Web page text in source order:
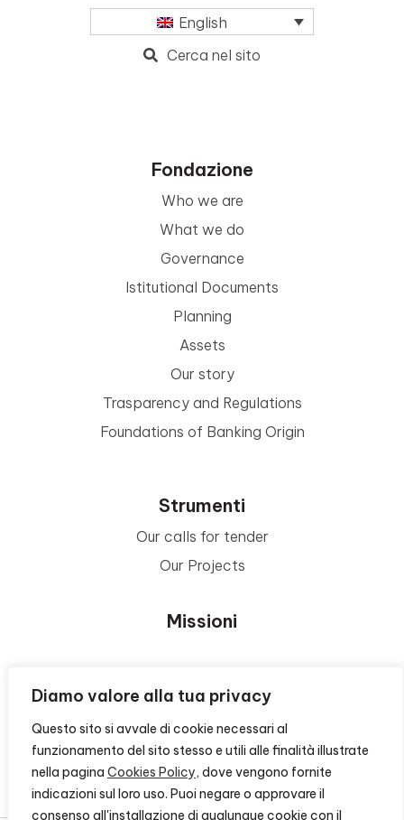
Diamo valore alla tua privacy
Questo sito si avvale di cookie necessari al
funzionamento del sito stesso e utili alle finalità illustrate
nella pagina Cookies Policy, dove vengono fornite
indicazioni sul loro uso. Puoi negare o approvare il
consenso all'installazione di qualunque cookie con il
English
Cerca nel sito
Fondazione
Who we are
What we do
Governance
Istitutional Documents
Planning
Assets
Our story
Trasparency and Regulations
Foundations of Banking Origin
Strumenti
Our calls for tender
Our Projects
Missioni
Area Beneficiari
Privacy e Informative
Contacts